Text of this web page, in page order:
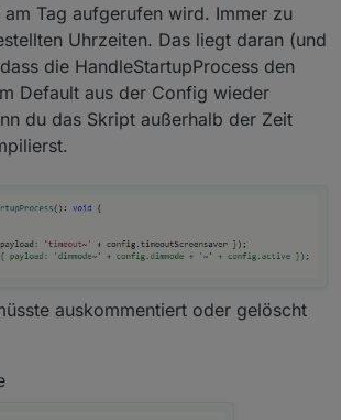
Tag aufgerufen wird. Immer zu
Uhrzeiten. Das liegt daran (und
die HandleStartupProcess den
Default aus der Config wieder
du das Skript außerhalb der Zeit
auskommentiert oder gelöscht